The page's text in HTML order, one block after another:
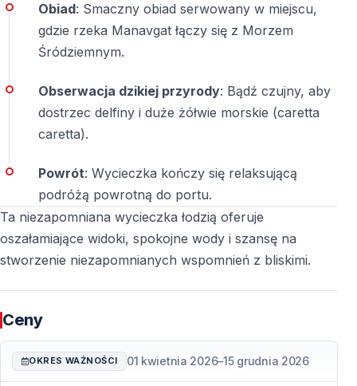
Skąd rozpoczyna się wycieczka?
Rejs rozpoczyna się w
Czy lunch jest wliczony w cenę?
lunch jest wliczony w cenę
pokładzie łodzi.
Czy napoje są w cenie?
Tak,napoje bezalkoholowe są bezpłatnepodczas
całej wycieczki.
Tak, prywatna wycieczka łodzią jest
rodzin z dziećmi.
Obiad: Smaczny obiad serwowany w miejscu,
gdzie rzeka Manavgat łączy się z Morzem
Śródziemnym.
Obserwacja dzikiej przyrody: Bądź czujny, aby
dostrzec delfiny i duże żółwie morskie (caretta
caretta).
Powrót: Wycieczka kończy się relaksującą
podróżą powrotną do portu.
Ta niezapomniana wycieczka łodzią oferuje
oszałamiające widoki, spokojne wody i szansę na
stworzenie niezapomnianych wspomnień z bliskimi.
Ceny
OKRES WAŻNOŚCI 01 kwietnia 2026–15 grudnia 2026